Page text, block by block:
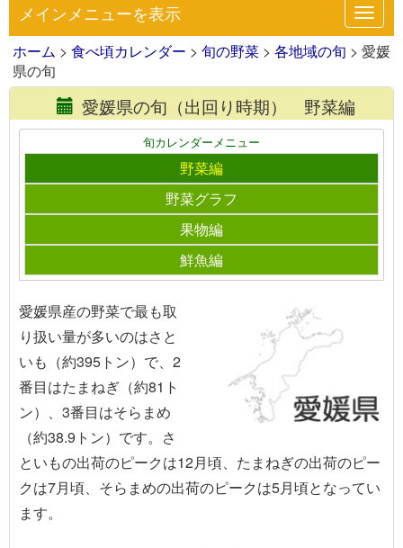
メインメニューを表示
ホーム > 食べ頃カレンダー > 旬の野菜 > 各地域の旬 > 愛媛
県の旬
愛媛県の旬（出回り時期） 野菜編
旬カレンダーメニュー
野菜編
野菜グラフ
果物編
鮮魚編
愛媛県産の野菜で最も取
り扱い量が多いのはさと
いも（約395トン）で、2
番目はたまねぎ（約81ト
ン）、3番目はそらまめ
（約38.9トン）です。さ
といもの出荷のピークは12月頃、たまねぎの出荷のピー
クは7月頃、そらまめの出荷のピークは5月頃となってい
ます。